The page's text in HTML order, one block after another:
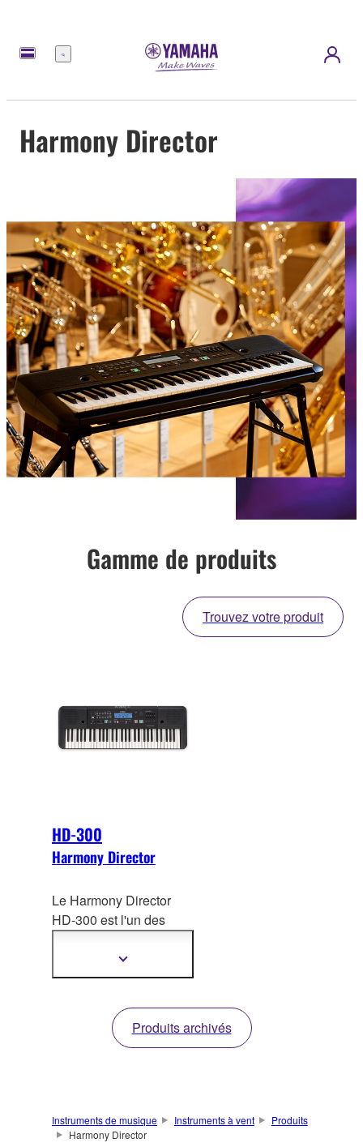
Menu
Harmony Director
Gamme de produits
Trouvez votre produit
HD-300
Harmony Director
Le Harmony Director
HD-300 est l'un des
spécialisés destinés aux
orchestres à vent.
Afficher
Produits archivés
Instruments de musique Instruments à vent
Produits
Harmony Director